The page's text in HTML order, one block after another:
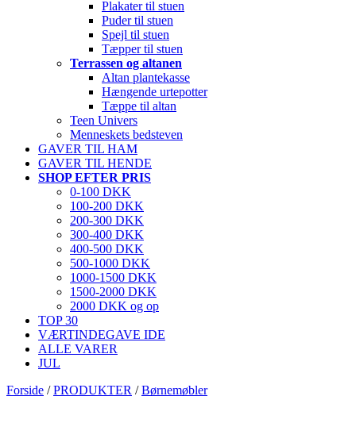
Plakater til stuen
Puder til stuen
Spejl til stuen
Tæpper til stuen
Terrassen og altanen
Altan plantekasse
Hængende urtepotter
Tæppe til altan
Teen Univers
Menneskets bedsteven
GAVER TIL HAM
GAVER TIL HENDE
SHOP EFTER PRIS
0-100 DKK
100-200 DKK
200-300 DKK
300-400 DKK
400-500 DKK
500-1000 DKK
1000-1500 DKK
1500-2000 DKK
2000 DKK og op
TOP 30
VÆRTINDEGAVE IDE
ALLE VARER
JUL
Forside /PRODUKTER /Børnemøbler